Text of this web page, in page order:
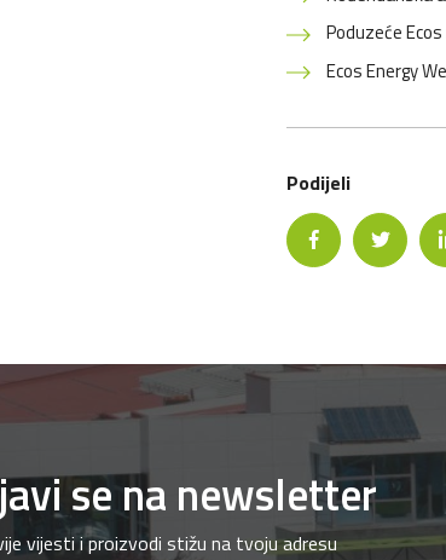
Poduzeće
Ecos Energy
Podijeli
se na newsletter
vijesti i proizvodi stižu na tvoju adresu